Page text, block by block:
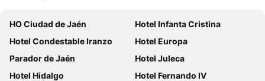
HO Ciudad de Jaén
Hotel Infanta Cristina
Hotel Condestable Iranzo
Hotel Europa
Parador de Jaén
Hotel Juleca
Hotel Hidalgo
Hotel Fernando IV